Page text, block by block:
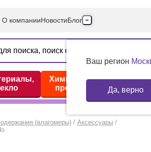
О компанииНовостиБлог
Производители
Партнеры
Контакты
Ваш регион
Да, верно
Химические реактивы,
препараты, наборы
(влагомеры) / Аксессуары /